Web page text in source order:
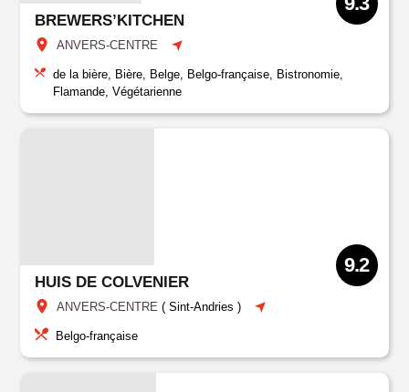
BREWERS’KITCHEN
ANVERS-CENTRE
de la bière, Bière, Belge, Belgo-française, Bistronomie,
Flamande, Végétarienne
HUIS DE COLVENIER
ANVERS-CENTRE (Sint-Andries )
9.2
Belgo-française